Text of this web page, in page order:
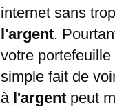
internet sans
l'argent.
votre
simple fait de
à l'argent peut